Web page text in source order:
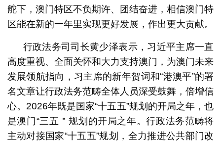
舵下，澳门特区不负期许、团结奋进，相信澳门特
区能在新的一年里实现更好发展，作出更大贡献。
行政法务司司长黄少泽表示，习近平主席一直
高度重视、全面关怀和大力支持澳门，为澳门未来
发展领航指向，习主席的新年贺词和“港澳平”的署
名文章让行政法务范畴全体人员深受鼓舞，倍增信
心。2026年既是国家“十五五”规划的开局之年，也
是澳门“三五＂规划的开局之年。行政法务范畴将
主动对接国家“十五五”规划，全力推进公共部门改